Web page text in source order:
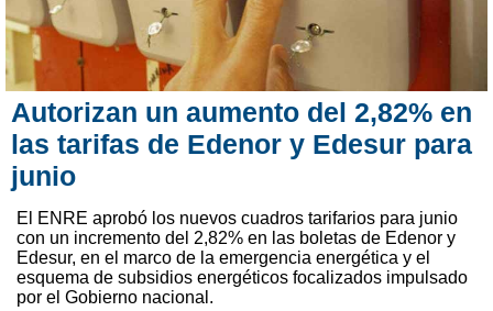
Autorizan un aumento del 2,82% en
las tarifas de Edenor y Edesur para
junio
El ENRE aprobó los nuevos cuadros tarifarios para junio
con un incremento del 2,82% en las boletas de Edenor y
Edesur, en el marco de la emergencia energética y el
esquema de subsidios energéticos focalizados impulsado
por el Gobierno nacional.